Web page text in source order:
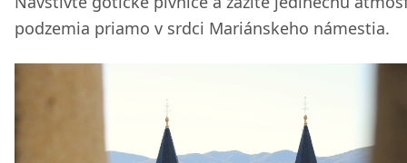
podzemia priamo v srdci Mariánskeho námestia.